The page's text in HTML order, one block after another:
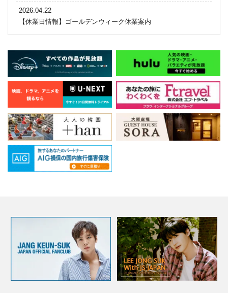
2026.04.22
【休業日情報】ゴールデンウィーク休業案内